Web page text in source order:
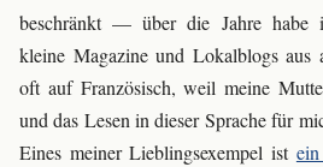
beschränkt — über die Jahre habe
kleine Magazine und Lokalblogs aus
oft auf Französisch, weil meine
und das Lesen in dieser Sprache für
Eines meiner Lieblingsexempel ist